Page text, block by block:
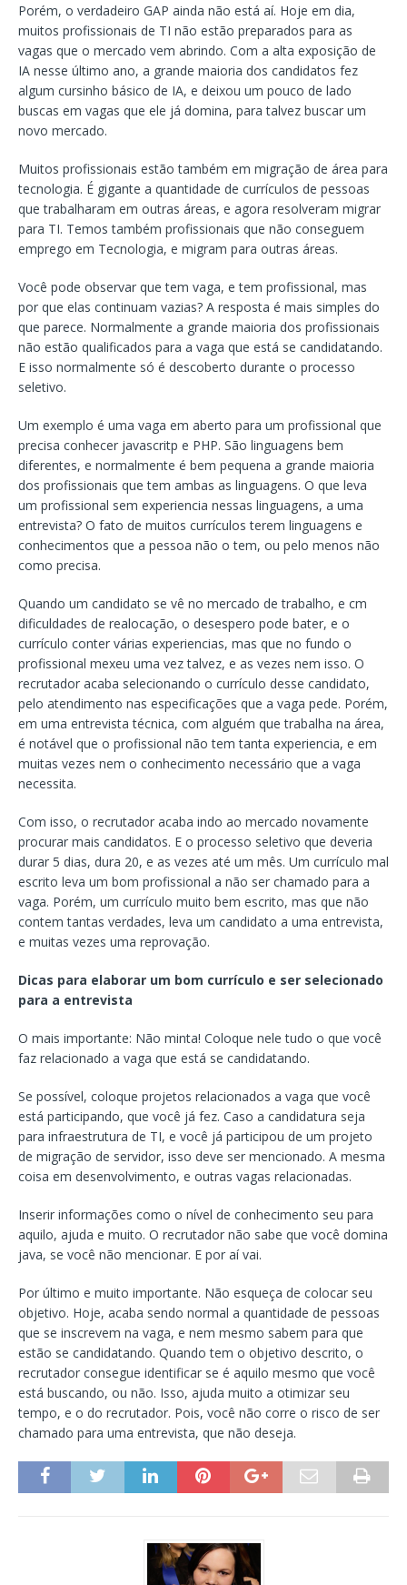
Porém, o verdadeiro GAP ainda não está aí. Hoje em dia,
muitos profissionais de TI não estão preparados para as
vagas que o mercado vem abrindo. Com a alta exposição de
IA nesse último ano, a grande maioria dos candidatos fez
algum cursinho básico de IA, e deixou um pouco de lado
buscas em vagas que ele já domina, para talvez buscar um
novo mercado.
Muitos profissionais estão também em migração de área para
tecnologia. É gigante a quantidade de currículos de pessoas
que trabalharam em outras áreas, e agora resolveram migrar
para TI. Temos também profissionais que não conseguem
emprego em Tecnologia, e migram para outras áreas.
Você pode observar que tem vaga, e tem profissional, mas
por que elas continuam vazias? A resposta é mais simples do
que parece. Normalmente a grande maioria dos profissionais
não estão qualificados para a vaga que está se candidatando.
E isso normalmente só é descoberto durante o processo
seletivo.
Um exemplo é uma vaga em aberto para um profissional que
precisa conhecer javascritp e PHP. São linguagens bem
diferentes, e normalmente é bem pequena a grande maioria
dos profissionais que tem ambas as linguagens. O que leva
um profissional sem experiencia nessas linguagens, a uma
entrevista? O fato de muitos currículos terem linguagens e
conhecimentos que a pessoa não o tem, ou pelo menos não
como precisa.
Quando um candidato se vê no mercado de trabalho, e cm
dificuldades de realocação, o desespero pode bater, e o
currículo conter várias experiencias, mas que no fundo o
profissional mexeu uma vez talvez, e as vezes nem isso. O
recrutador acaba selecionando o currículo desse candidato,
pelo atendimento nas especificações que a vaga pede. Porém,
em uma entrevista técnica, com alguém que trabalha na área,
é notável que o profissional não tem tanta experiencia, e em
muitas vezes nem o conhecimento necessário que a vaga
necessita.
Com isso, o recrutador acaba indo ao mercado novamente
procurar mais candidatos. E o processo seletivo que deveria
durar 5 dias, dura 20, e as vezes até um mês. Um currículo mal
escrito leva um bom profissional a não ser chamado para a
vaga. Porém, um currículo muito bem escrito, mas que não
contem tantas verdades, leva um candidato a uma entrevista,
e muitas vezes uma reprovação.
Dicas para elaborar um bom currículo e ser selecionado
para a entrevista
O mais importante: Não minta! Coloque nele tudo o que você
faz relacionado a vaga que está se candidatando.
Se possível, coloque projetos relacionados a vaga que você
está participando, que você já fez. Caso a candidatura seja
para infraestrutura de TI, e você já participou de um projeto
de migração de servidor, isso deve ser mencionado. A mesma
coisa em desenvolvimento, e outras vagas relacionadas.
Inserir informações como o nível de conhecimento seu para
aquilo, ajuda e muito. O recrutador não sabe que você domina
java, se você não mencionar. E por aí vai.
Por último e muito importante. Não esqueça de colocar seu
objetivo. Hoje, acaba sendo normal a quantidade de pessoas
que se inscrevem na vaga, e nem mesmo sabem para que
estão se candidatando. Quando tem o objetivo descrito, o
recrutador consegue identificar se é aquilo mesmo que você
está buscando, ou não. Isso, ajuda muito a otimizar seu
tempo, e o do recrutador. Pois, você não corre o risco de ser
chamado para uma entrevista, que não deseja.